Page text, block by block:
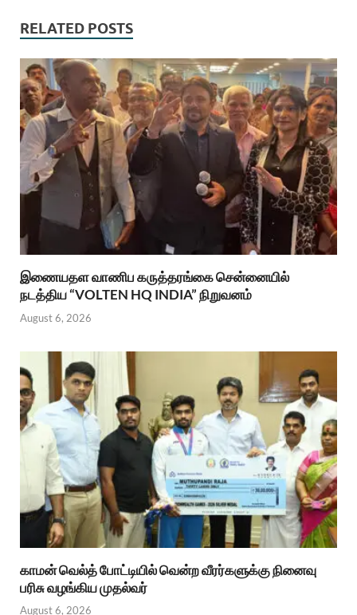
RELATED POSTS
இணையதள வாணிப கருத்தரங்கை சென்னையில்
நடத்திய “VOLTEN HQ INDIA” நிறுவனம்
August 6, 2026
காமன் வெல்த் போட்டியில் வென்ற வீரர்களுக்கு நினைவு
பரிசு வழங்கிய முதல்வர்
August 6, 2026